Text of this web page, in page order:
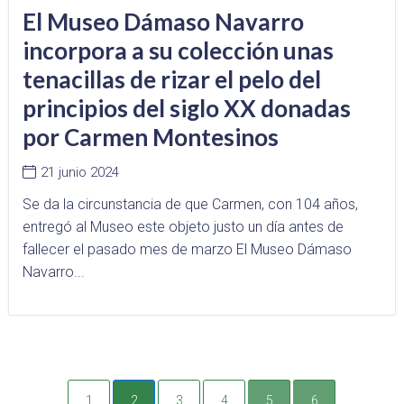
El Museo Dámaso Navarro
incorpora a su colección unas
tenacillas de rizar el pelo del
principios del siglo XX donadas
por Carmen Montesinos
21 junio 2024
Se da la circunstancia de que Carmen, con 104 años,
entregó al Museo este objeto justo un día antes de
fallecer el pasado mes de marzo El Museo Dámaso
Navarro...
1 2 3 4 5 6